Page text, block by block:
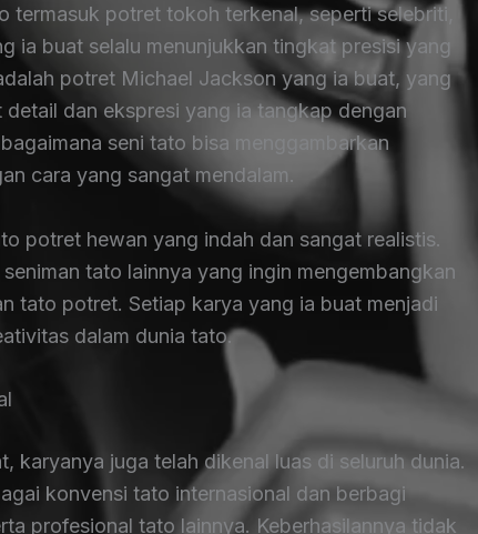
potret tokoh terkenal, seperti selebriti,
ia buat selalu menunjukkan tingkat presisi yang
potret Michael Jackson yang ia buat, yang
dan ekspresi yang ia tangkap dengan
seni tato bisa menggambarkan
cara yang sangat mendalam.
potret hewan yang indah dan sangat realistis.
tato lainnya yang ingin mengembangkan
tato potret. Setiap karya yang ia buat menjadi
dalam dunia tato.
karyanya juga telah dikenal luas di seluruh dunia.
konvensi tato internasional dan berbagi
profesional tato lainnya. Keberhasilannya tidak